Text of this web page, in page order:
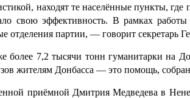
находят тенаселённые пункты, где
свою эффективность. В рамках работы
отделения партии, — говорит секретарь
более 7,2 тысячи тонн гуманитарки на
жителям Донбасса — это помощь,
приёмной Дмитрия Медведева в